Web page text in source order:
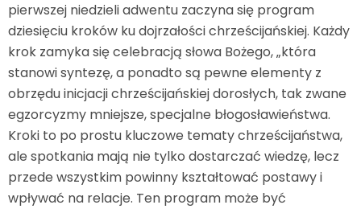
pierwszej niedzieli adwentu zaczyna się program
dziesięciu kroków ku dojrzałości chrześcijańskiej. Każdy
krok zamyka się celebracją słowa Bożego, „która
stanowi syntezę, a ponadto są pewne elementy z
obrzędu inicjacji chrześcijańskiej dorosłych, tak zwane
egzorcyzmy mniejsze, specjalne błogosławieństwa.
Kroki to po prostu kluczowe tematy chrześcijaństwa,
ale spotkania mają nie tylko dostarczać wiedzę, lecz
przede wszystkim powinny kształtować postawy i
wpływać na relacje. Ten program może być